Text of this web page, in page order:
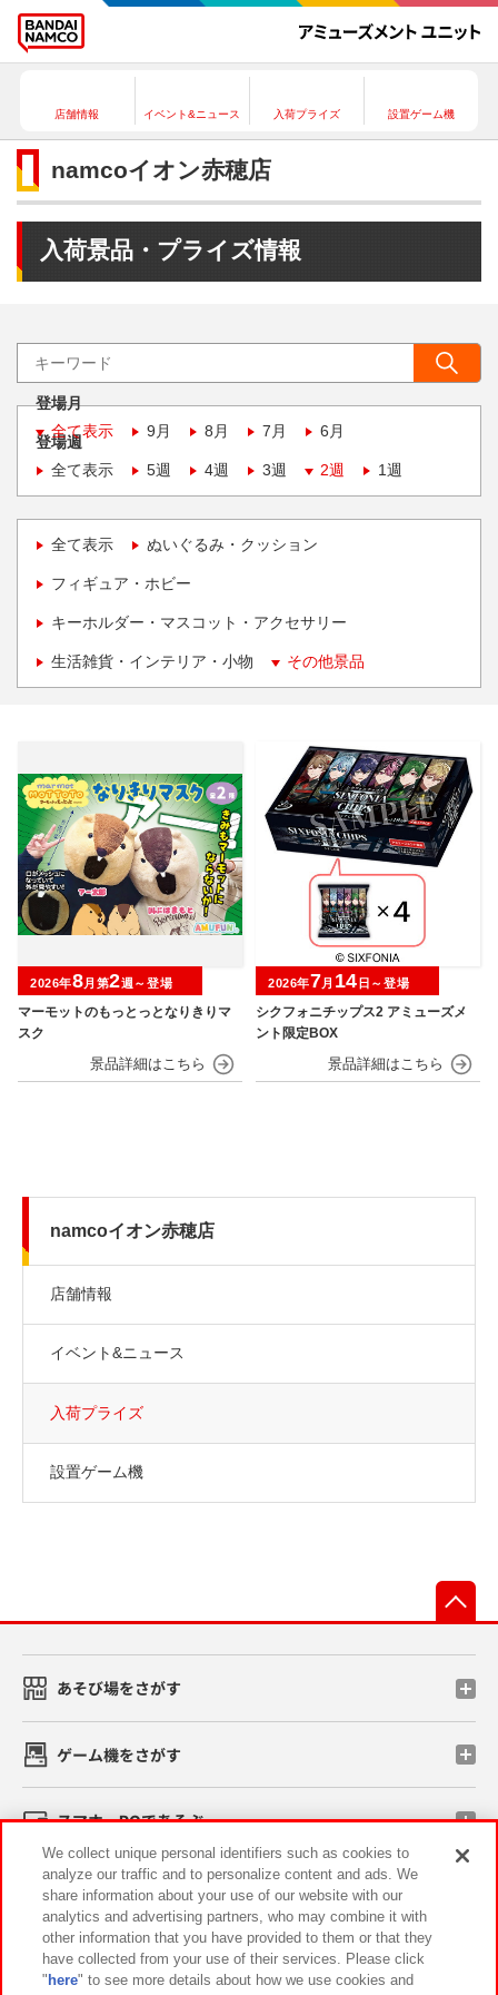
店舗情報 イベント&ニュース 入荷プライズ 設置ゲーム機
namcoイオン赤穂店
入荷景品・プライズ情報
登場月
全て表示
9月 8月 7月 6月
登場週
全て表示
5週 4週 3週 2週 1週
全て表示 ぬいぐるみ・クッション
フィギュア・ホビー
キーホルダー・マスコット・アクセサリー
生活雑貨・インテリア・小物 その他景品
マーモットのもっとっとなりきりマ
スク
2026年8月第2週～登場
シクフォニチップス2 アミューズメ
ント限定BOX
2026年7月 14 日～登場
namcoイオン赤穂店
店舗情報
イベント&ニュース
入荷プライズ
設置ゲーム機
あそび場をさがす
ゲーム機をさがす
スマホ・PCであそぶ
イベント・キャンペーン
We collect unique personal identifiers such as cookies to
analyze our traffic and to personalize content and ads. We
share information about your use of our website with our
analytics and advertising partners, who may combine it with
other information that you have provided to them or that they
have collected from your use of their services. Please click
" here" to see more details about how we use cookies and